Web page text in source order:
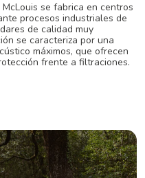
se fabrica en centros
procesos industriales de
de calidad muy
se caracteriza por una
máximos, que ofrecen
frente a filtraciones.